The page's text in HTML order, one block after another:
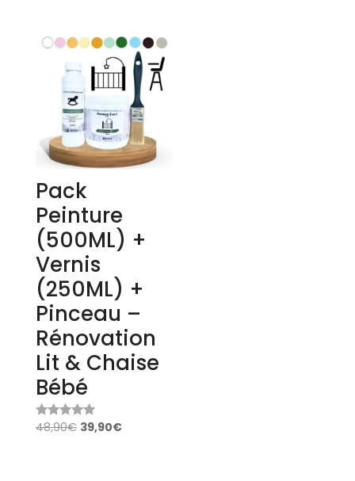
Pack
Peinture
(500ML) +
Vernis
(250ML) +
Pinceau –
Rénovation
Lit & Chaise
Bébé
Note
48,90€ 39,90€